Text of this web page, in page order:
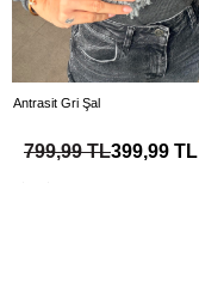
Antrasit Gri Şal
399,99 TL
799,99 TL